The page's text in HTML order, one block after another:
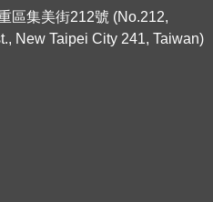
區集美街212號 (No.212,
New Taipei City 241, Taiwan)